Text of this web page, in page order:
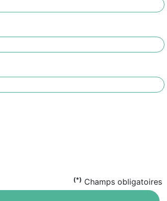
(*) Champs obligatoires